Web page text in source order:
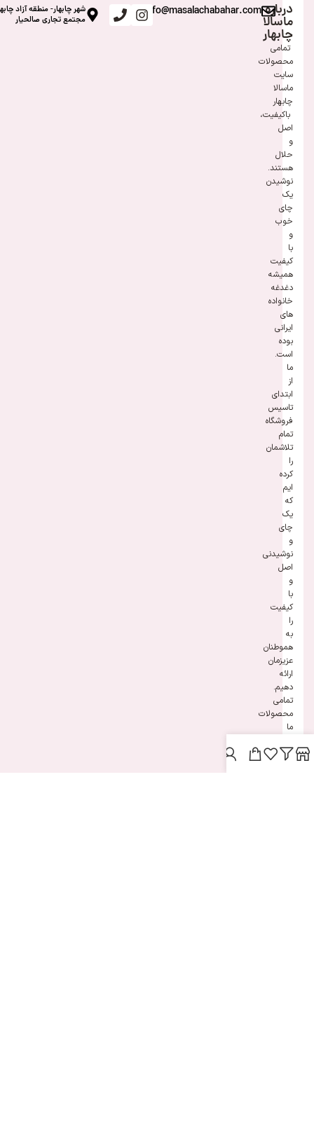
درباره
ماسالا
چابهار
تمامی
محصولات
سایت
ماسالا
چابهار
باکیفیت،
اصل
و
حلال
هستند.
نوشیدن
یک
چای
خوب
و
با
کیفیت
همیشه
دغدغه
خانواده
های
ایرانی
بوده
است.
ما
از
ابتدای
تاسیس
فروشگاه
تمام
تلاشمان
را
کرده
ایم
که
یک
چای
و
نوشیدنی
اصل
و
با
کیفیت
را
به
هموطنان
عزیزمان
ارائه
دهیم.
تمامی
محصولات
ما
طور
info@masalachabahar.com
شهر چابهار- منطقه آزاد
مجتمع تجاری صالحیار